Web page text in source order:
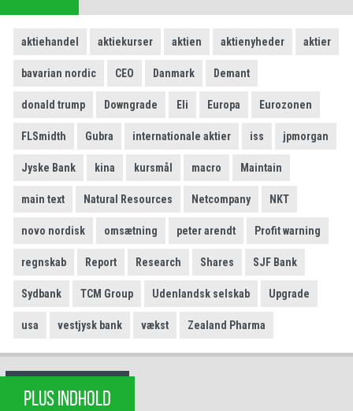
aktiehandel aktiekurser aktien aktienyheder aktier
bavarian nordic CEO Danmark Demant
donald trump Downgrade Eli Europa Eurozonen
FLSmidth Gubra internationale aktier iss jpmorgan
Jyske Bank kina kursmål macro Maintain
main text Natural Resources Netcompany NKT
novo nordisk omsætning peter arendt Profit warning
regnskab Report Research Shares SJF Bank
Sydbank TCM Group Udenlandsk selskab Upgrade
usa vestjysk bank vækst Zealand Pharma
PLUS INDHOLD